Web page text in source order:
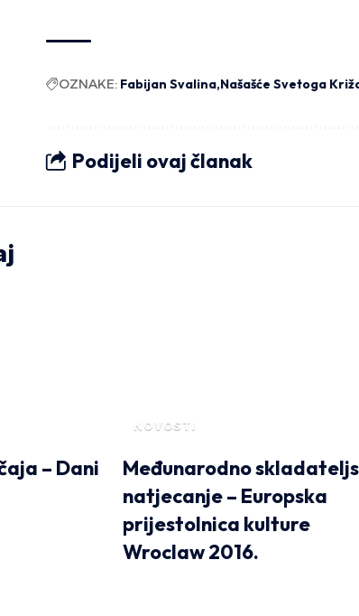
OZNAKE: Fabijan Svalina Našašće Svetoga
Podijeli ovaj članak
– Dani
NOVOSTI
Međunarodno
natjecanje – Europska
prijestolnica kulture
Wroclaw 2016.